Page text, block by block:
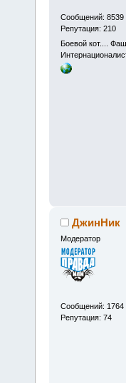
Сообщений: 8539
Репутация: 210
Боевой кот....
ДжинНик
Модератор
Сообщений: 1764
Репутация: 74